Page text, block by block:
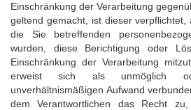
Einschränkung der Verarbeitung
geltend gemacht, ist dieser verpflichtet,
die Sie betreffenden
wurden, diese Berichtigung oder
Einschränkung der Verarbeitung
erweist sich als unmöglich
unverhältnismäßigen Aufwand
dem Verantwortlichen das Recht